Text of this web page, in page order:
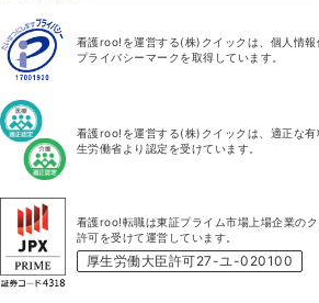
看護roo!を運営する(株)クイックは、個人情
プライバシーマークを取得しています。
看護roo!を運営する(株)クイックは、適正な
生労働省より認定を受けています。
看護roo!転職は東証プライム市場上場企業の
許可を受けて運営しています。
厚生労働大臣許可27-ユ-020100